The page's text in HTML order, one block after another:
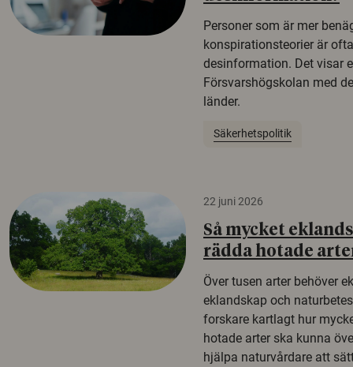
Personer som är mer
konspirationsteorier är
desinformation. Det visar
Försvarshögskolan med
länder.
Säkerhetspolitik
22 juni 2026
Så mycket
rädda hotade
Över tusen arter behöver
eklandskap och
forskare kartlagt hur
hotade arter ska kunna
hjälpa naturvårdare att